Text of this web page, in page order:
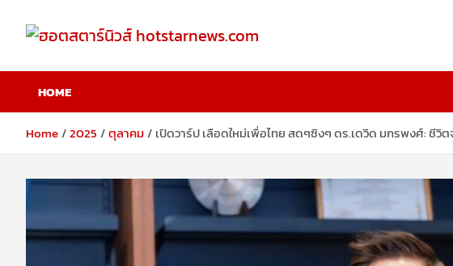
content
ฮอตสตาร์นิวส์
hotstarnews.com
HOME
Home 2025 ตุลาคม เปิดวาร์ป เลือดใหม่เพื่อไทย สดๆซิงๆ ดร.เดวิด มกรพงศ์: ชี